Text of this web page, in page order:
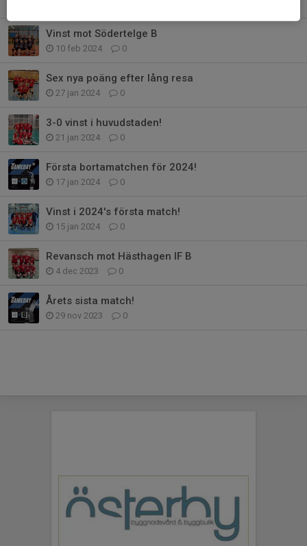
Vinst mot Södertelge B
10 feb 2024 0
Sex nya poäng efter lång resa
27 jan 2024 0
3-0 vinst i huvudstaden!
21 jan 2024 0
Första bortamatchen för 2024!
17 jan 2024 0
Vinst i 2024's första match!
15 jan 2024 0
Revansch mot Hästhagen IF B
4 dec 2023 0
Årets sista match!
29 nov 2023 0